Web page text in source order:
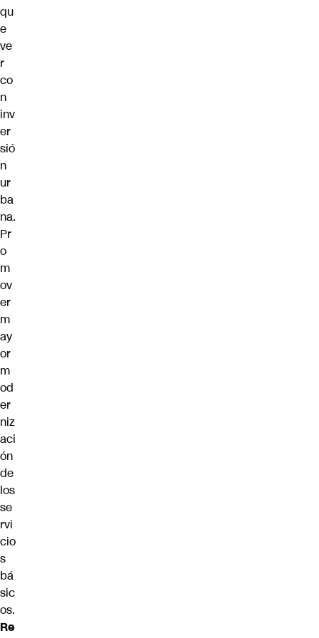
qu
e
ve
r
co
n
inv
er
sió
n
ur
ba
na.
Pr
o
m
ov
er
m
ay
or
m
od
er
niz
aci
ón
de
los
se
rvi
cio
s
bá
sic
os.
Re